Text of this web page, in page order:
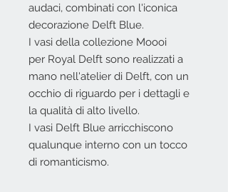
audaci, combinati con l'iconica
decorazione Delft Blue.
I vasi della collezione Moooi
per Royal Delft sono realizzati a
mano nell'atelier di Delft, con un
occhio di riguardo per i dettagli e
la qualità di alto livello.
I vasi Delft Blue arricchiscono
qualunque interno con un tocco
di romanticismo.